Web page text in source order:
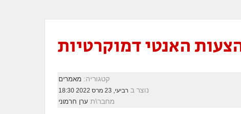
האנטי דמוקרטיות
קטגוריה: מאמרים
נוצר ב רביעי, 23 מרס 2022 18:30
מחבר\ת ערן חרמוני